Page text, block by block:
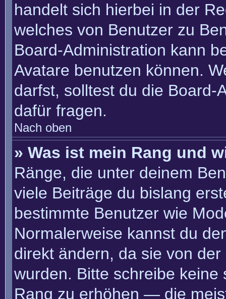
handelt sich hierbei in der
welches von Benutzer zu
Board-Administration kann
Avatare benutzen können.
darfst, solltest du die Board-
dafür fragen.
Nach oben
» Was ist mein Rang und
Ränge, die unter deinem
viele Beiträge du bislang
bestimmte Benutzer wie
Normalerweise kannst du
direkt ändern, da sie von
wurden. Bitte schreibe
Rang zu erhöhen — die